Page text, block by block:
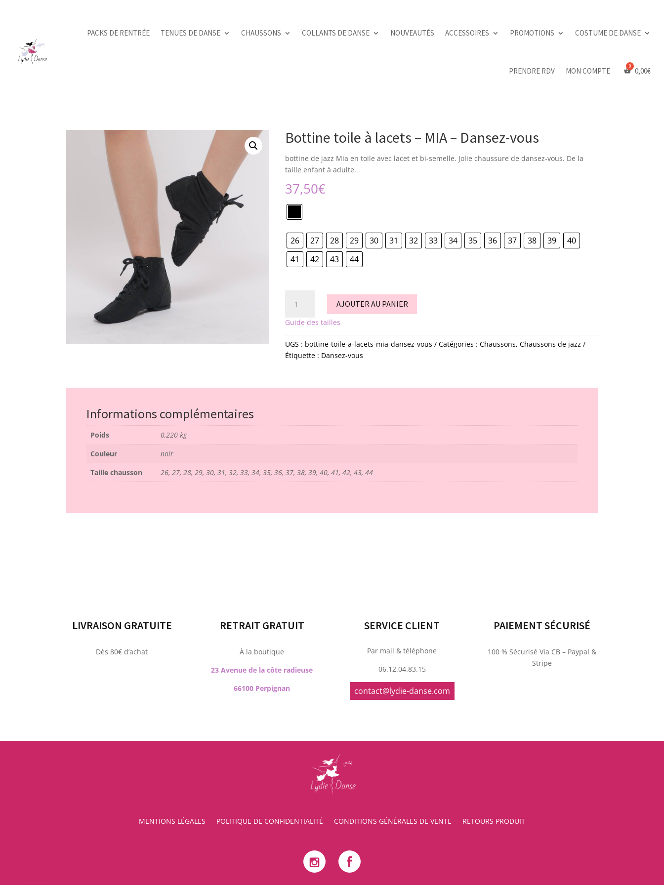
PACKS DE RENTRÉE TENUES DE DANSE CHAUSSONS COLLANTS DE DANSE NOUVEAUTÉS ACCESSOIRES PROMOTIONS COSTUME DE DANSE
PRENDRE RDV MON COMPTE 0,00€
Bottine toile à lacets – MIA – Dansez-vous
bottine de jazz Mia en toile avec lacet et bi-semelle. Jolie chaussure de dansez-vous. De la
taille enfant à adulte.
37,50€
26 27 28 29 30 31 32 33 34 35 36 37 38 39
40
41
42 43 44
Bottine
à
lacets
-
AJOUTER AU PANIER
Guide des tailles
UGS : bottine-toile-a-lacets-mia-dansez-vous Catégories :Chaussons,Chaussons de jazz
Étiquette : Dansez-vous
Informations complémentaires
Poids
0,220 kg
Couleur
noir
Taille chausson
26, 27, 28, 29, 30, 31, 32, 33, 34, 35, 36, 37, 38, 39, 40, 41, 42, 43, 44
LIVRAISON GRATUITE
Dès 80€ d’achat
RETRAIT GRATUIT
À la boutique
23 Avenue de la côte radieuse
66100 Perpignan
SERVICE CLIENT
Par mail & téléphone
06.12.04.83.15
contact@lydie-danse.com
PAIEMENT SÉCURISÉ
100 % Sécurisé Via CB – Paypal &
Stripe
MENTIONS LÉGALES POLITIQUE DE CONFIDENTIALITÉ CONDITIONS GÉNÉRALES DE VENTE RETOURS PRODUIT